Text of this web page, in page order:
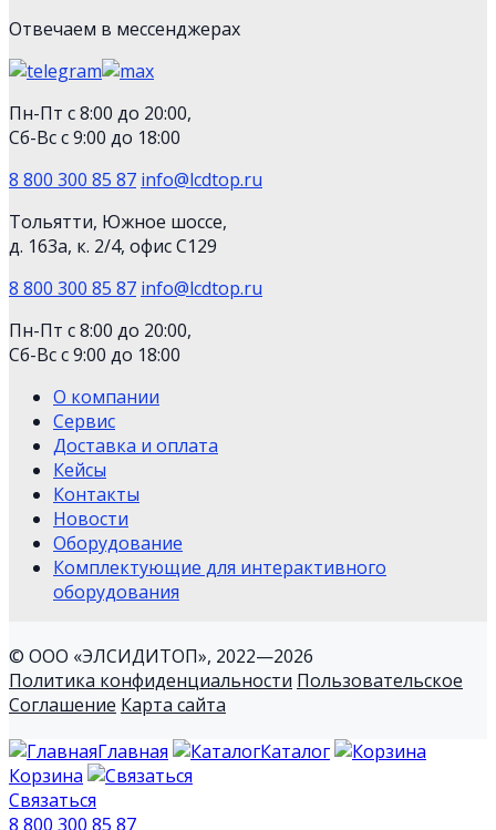
Отвечаем в мессенджерах
Пн-Пт с 8:00 до 20:00,
Сб-Вс с 9:00 до 18:00
8 800 300 85 87 info@lcdtop.ru
Тольятти, Южное шоссе,
д. 163а, к. 2/4, офис С129
8 800 300 85 87 info@lcdtop.ru
Пн-Пт с 8:00 до 20:00,
Сб-Вс с 9:00 до 18:00
О компании
Сервис
Доставка и оплата
Кейсы
Контакты
Новости
Оборудование
Комплектующие для интерактивного
оборудования
© ООО «ЭЛСИДИТОП», 2022—2026
Политика конфиденциальности Пользовательское
Соглашение Карта сайта
Главная
Каталог
Корзина
Связаться
8 800 300 85 87